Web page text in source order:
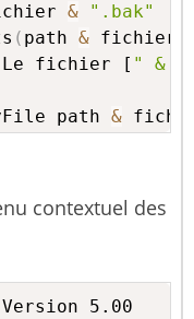
&
".bak"
( path &
"Le fichier [
" &
path
&
- être exécuté
contextuel des
5.00